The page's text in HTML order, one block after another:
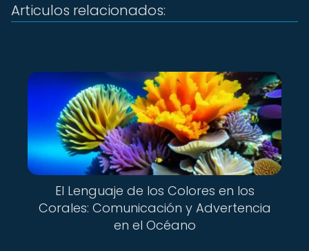
Articulos relacionados:
El Lenguaje de los Colores en los
Corales: Comunicación y Advertencia
en el Océano